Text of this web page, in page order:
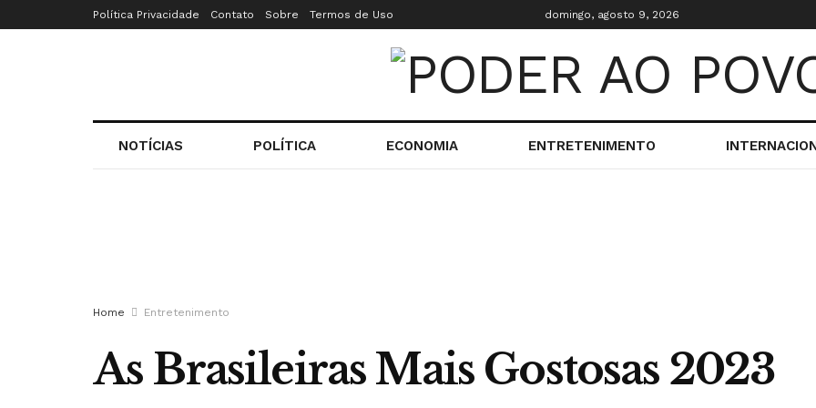
Política Privacidade Contato Sobre Termos de Uso domingo, agosto 9, 2026
NOTÍCIAS POLÍTICA ECONOMIA ENTRETENIMENTO
Home Entretenimento
As Brasileiras Mais Gostosas 2023